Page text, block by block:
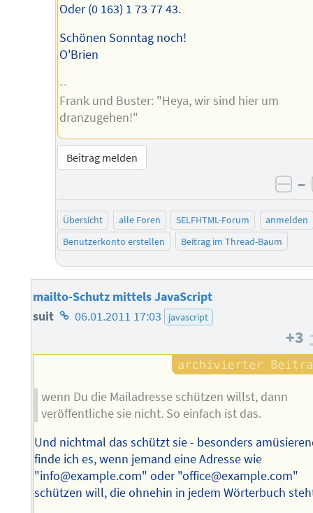
Oder (0 163) 1 73 77 43.
Schönen Sonntag noch!
O'Brien
--
Frank und Buster: "Heya, wir sind hier um
dranzugehen!"
Beitrag melden
–
Übersicht alle Foren SELFHTML-Forum
anmelden
Benutzerkonto erstellen
Beitrag im Thread-Baum
mailto-Schutz mittels JavaScript
suit Homepage
Autors
06.01.2011 17:03 javascript
+3
wenn Du die Mailadresse schützen willst, dann
veröffentliche sie nicht. So einfach ist das.
Und nichtmal das schützt sie - besonders
finde ich es, wenn jemand eine Adresse wie
"info@example.com" oder "office@example.com"
schützen will, die ohnehin in jedem Wörterbuch